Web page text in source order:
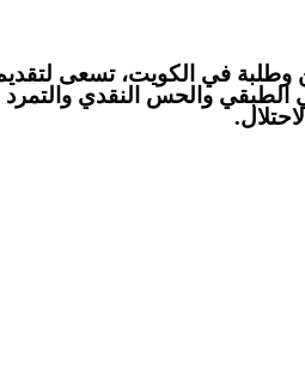
على أيدي صحفيين ومثقفين وطلبة في
الطبقي والحس النقدي